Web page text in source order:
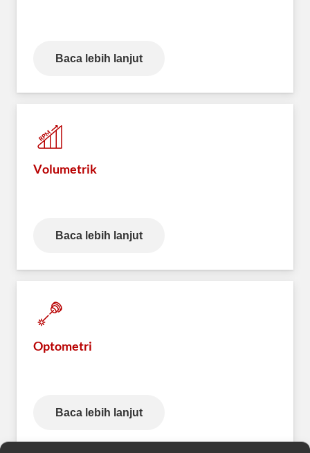
Baca lebih lanjut
Volumetrik
Baca lebih lanjut
Optometri
Baca lebih lanjut